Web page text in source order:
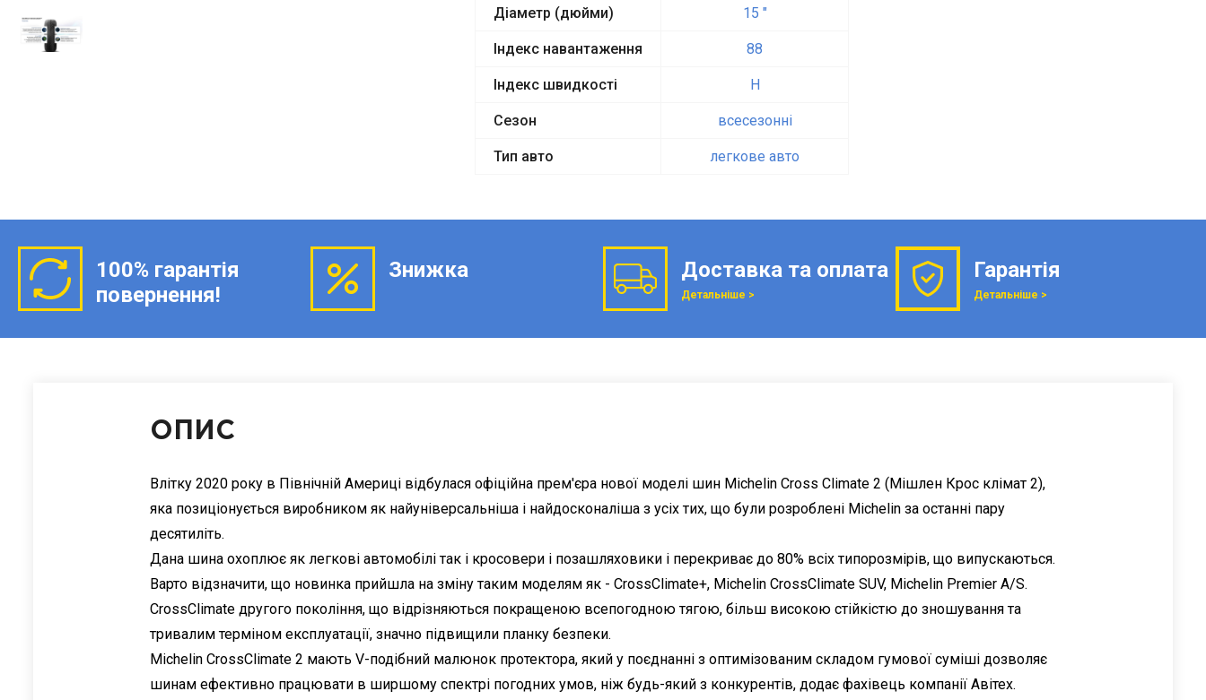
Діаметр (дюйми) 15 "
Індекс навантаження 88
Індекс швидкості H
Сезон всесезонні
Тип авто легкове авто
100% гарантія
повернення!
Знижка Доставка та оплата
Детальніше >
Гарантія
Детальніше >
ОПИС
Влітку 2020 року в Північній Америці відбулася офіційна прем'єра нової моделі шин Michelin Cross Climate 2 (Мішлен Крос клімат 2),
яка позиціонується виробником як найуніверсальніша і найдосконаліша з усіх тих, що були розроблені Michelin за останні пару
десятиліть.
Дана шина охоплює як легкові автомобілі так і кросовери і позашляховики і перекриває до 80% всіх типорозмірів, що випускаються.
Варто відзначити, що новинка прийшла на зміну таким моделям як - CrossClimate+, Michelin CrossClimate SUV, Michelin Premier A/S.
CrossClimate другого покоління, що відрізняються покращеною всепогодною тягою, більш високою стійкістю до зношування та
тривалим терміном експлуатації, значно підвищили планку безпеки.
Michelin CrossClimate 2 мають V-подібний малюнок протектора, який у поєднанні з оптимізованим складом гумової суміші дозволяє
шинам ефективно працювати в ширшому спектрі погодних умов, ніж будь-який з конкурентів, додає фахівець компанії Авітех.